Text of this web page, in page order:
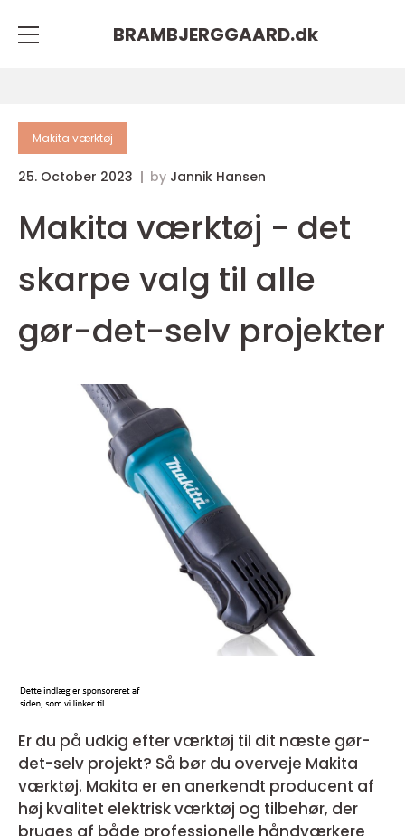
BRAMBJERGGAARD.dk
Makita værktøj
25. October 2023 by Jannik Hansen
Makita værktøj - det
skarpe valg til alle
gør-det-selv projekter
Er du på udkig efter værktøj til dit næste gør-
det-selv projekt? Så bør du overveje Makita
værktøj. Makita er en anerkendt producent af
høj kvalitet elektrisk værktøj og tilbehør, der
bruges af både professionelle håndværkere